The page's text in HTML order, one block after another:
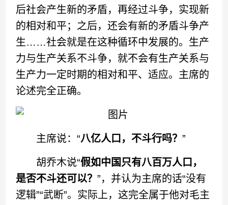
后社会产生新的矛盾，再经过斗争，实现新
的相对和平；之后，还会有新的矛盾斗争产
生……社会就是在这种循环中发展的。生产
力与生产关系不斗争，就不会有生产关系与
生产力一定时期的相对和平、适应。主席的
论述完全正确。
主席说：“八亿人口，不斗行吗？”
胡乔木说“假如中国只有八百万人口，
是否不斗还可以？”，并认为主席的话“没有
逻辑”“武断”。实际上，这完全属于他对毛主